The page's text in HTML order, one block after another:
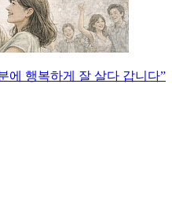
에 행복하게 잘 살다 갑니다”